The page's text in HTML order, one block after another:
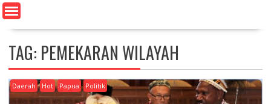
e
n
TAG: PEMEKARAN WILAYAH
Daerah Hot Papua Politik